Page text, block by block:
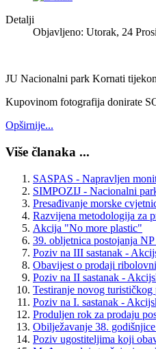
Detalji
Objavljeno: Utorak, 24
JU Nacionalni park Kornati
Kupovinom fotografija donirate
Opširnije...
Više članaka ...
SASPAS - Napravljen
SIMPOZIJ - Nacionalni
Presađivanje morske
Razvijena metodologija za
Akcija "No more plastic"
39. obljetnica postojanja
Poziv na III sastanak -
Obavijest o prodaji
Poziv na II sastanak -
Testiranje novog
Poziv na I. sastanak -
Produljen rok za prodaju
Obilježavanje 38.
Poziv ugostiteljima koji